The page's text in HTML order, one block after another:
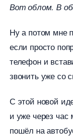
от облом. В
Ну а потом мне
если просто
телефон и
звонить уже со
С этой новой
и уже через
пошёл на